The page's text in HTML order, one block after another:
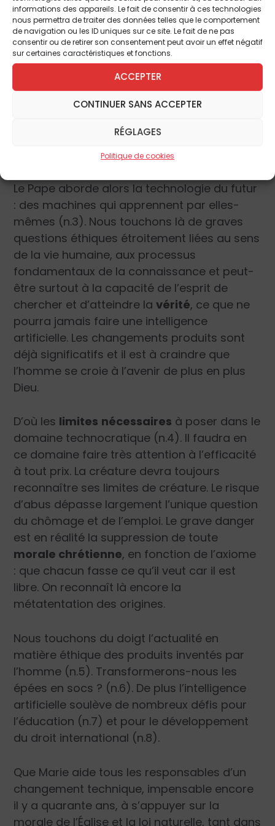
informations des appareils. Le fait de consentir à ces technologies
nous permettra de traiter des données telles que le comportement
de navigation ou les ID uniques sur ce site. Le fait de ne pas
consentir ou de retirer son consentement peut avoir un effet négatif
sur certaines caractéristiques et fonctions.
ACCEPTER
CONTINUER SANS ACCEPTER
RÉGLAGES
Politique de cookies
les progrès sont considérables, surtout
depuis l’ère numérique qui n’est pourtant
pas sans danger. Ces progrès transforment
considérablement la société et ce n’est pas
sans danger. L’avenir de l’intelligence
artificielle oscille donc entre promesses et
risques. Parmi ceux-ci, le Pape regarde
que ceux qui sont en eux-mêmes
intrinsèquement mauvais (n.2).
Le Pape aborde alors la technologie du futur
: des machines qui apprennent par elles-
mêmes (n.3). Nous touchons là de graves
questions éthiques étroitement liées au sens
de la vie humaine, aux processus
fondamentaux de la connaissance et peut-
être surtout à la capacité de l’esprit de
chercher et d’atteindre lavérité, ce que ne
pourra jamais faire une intelligence
artificielle. Les changements produits sont
déjà significatifs et il est à craindre que
l’homme se croie à l’avenir de plus en plus
Dieu.
D’où les limites nécessaires à poser dans le
domaine technocratique (n.4). Il faudra en
ce domaine faire très attention à l’efficacité
à tout prix. La créature devra toujours
reconnaître ses limites de créature. Le risque
d’abus dépasse largement l’unique question
du chômage et de l’emploi. Le grave danger
est en réalité la suppression de toute
morale chrétienne, en fonction de l’axiome
: que chacun fasse ce qu’il veut car il est
libre. On reconnaît là encore la
métatentation des origines.
Nous touchons du doigt l’actualité en
matière éthique des produits inventés par
l’homme (n.5). Transformerons-nous les
épées en socs ? (n.6). De plus l’intelligence
artificielle soulève de nombreux défis pour
l’éducation (n.7) et pour le développement
du droit international (n.8).
Que Marie aide tous les responsables d’un
changement technique, impensable encore
il y a quarante ans, à s’appuyer sur la
morale de l’Église et la loi naturelle, tant dans